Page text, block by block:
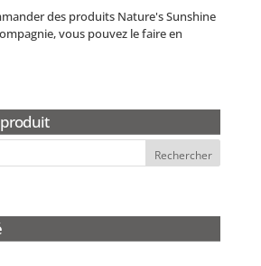
des produits Nature's Sunshine
vous pouvez le faire en